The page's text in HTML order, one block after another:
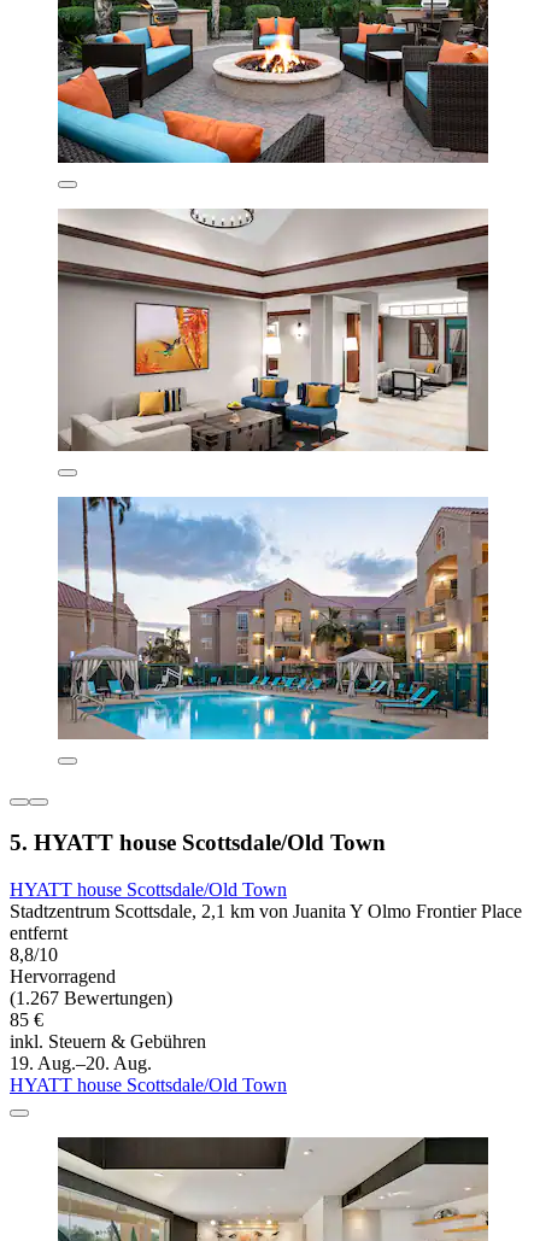
5. HYATT house Scottsdale/Old Town
HYATT house Scottsdale/Old Town
Stadtzentrum Scottsdale, 2,1 km von Juanita Y Olmo Frontier Place
entfernt
8,8/10
Hervorragend
(1.267 Bewertungen)
85 €
inkl. Steuern & Gebühren
19. Aug.–20. Aug.
HYATT house Scottsdale/Old Town